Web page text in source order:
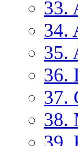
33.
34.
35.
36.
37.
38.